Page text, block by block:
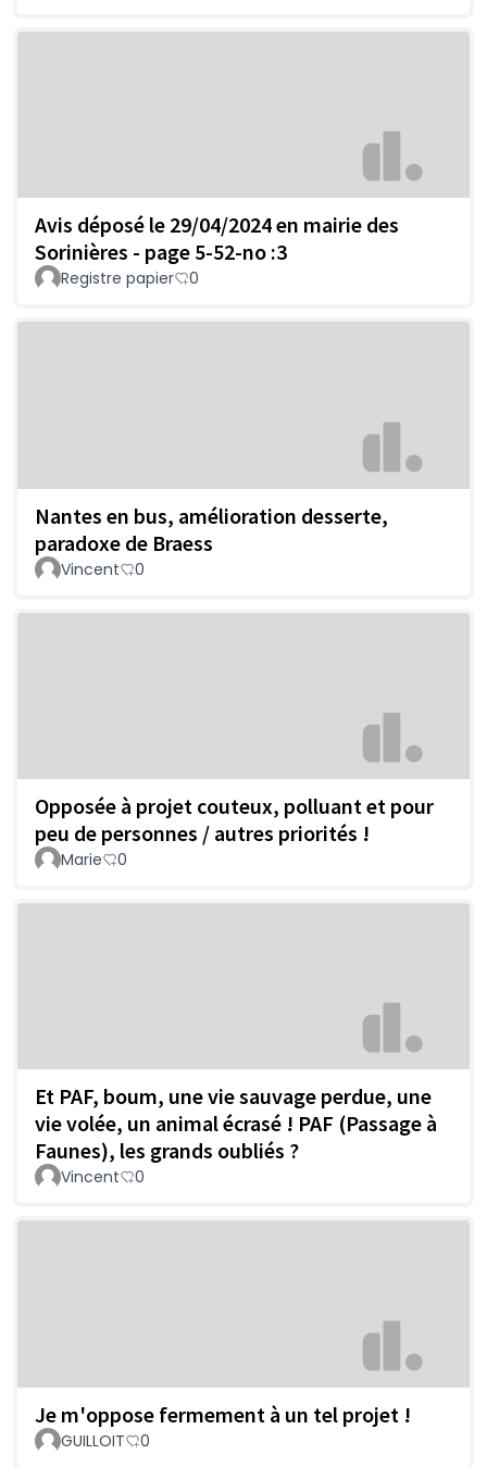
Avis déposé le 29/04/2024 en mairie des
Sorinières - page 5-52-no :3
Registre papier 0
Nantes en bus, amélioration desserte,
paradoxe de Braess
Vincent 0
Opposée à projet couteux, polluant et pour
peu de personnes / autres priorités !
Marie 0
Et PAF, boum, une vie sauvage perdue, une
vie volée, un animal écrasé ! PAF (Passage à
Faunes), les grands oubliés ?
Vincent 0
Je m'oppose fermement à un tel projet !
GUILLOIT 0